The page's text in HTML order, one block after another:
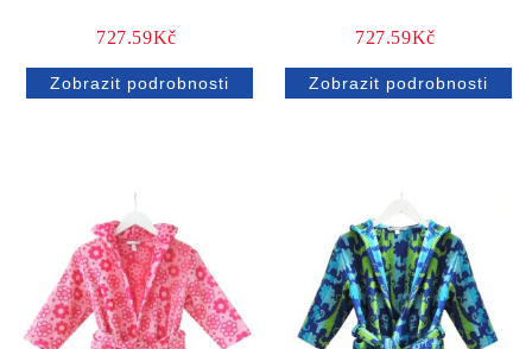
727.59Kč
Zobrazit podrobnosti
727.59Kč
Zobrazit podrobnosti